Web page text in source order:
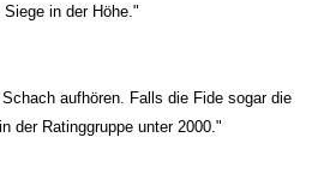
in der Höhe."
aufhören. Falls die Fide sogar die
der Ratinggruppe unter 2000."